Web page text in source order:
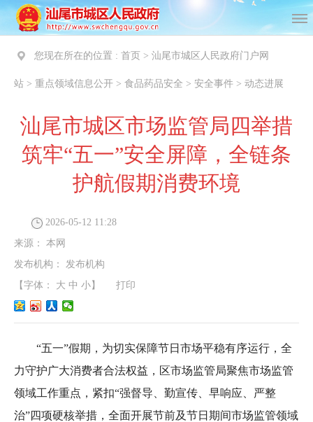
您现在所在的位置 : 首页 > 汕尾市城区人民政府门户网
站 > 重点领域信息公开 > 食品药品安全 > 安全事件 > 动态进展
汕尾市城区市场监管局四举措
筑牢“五一”安全屏障，全链条
护航假期消费环境
2026-05-12 11:28
来源： 本网
发布机构： 发布机构
【字体： 大 中 小 】 打印
“五一”假期，为切实保障节日市场平稳有序运行，全
力守护广大消费者合法权益，区市场监管局聚焦市场监管
领域工作重点，紧扣“强督导、勤宣传、早响应、严整
治”四项硬核举措，全面开展节前及节日期间市场监管领域